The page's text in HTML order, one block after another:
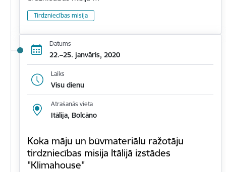
Tirdzniecības misija
Datums
22.–25. janvāris, 2020
Laiks
Visu dienu
Atrašanās vieta
Itālija, Bolcāno
Koka māju un būvmateriālu ražotāju
tirdzniecības misija Itālijā izstādes
"Klimahouse"